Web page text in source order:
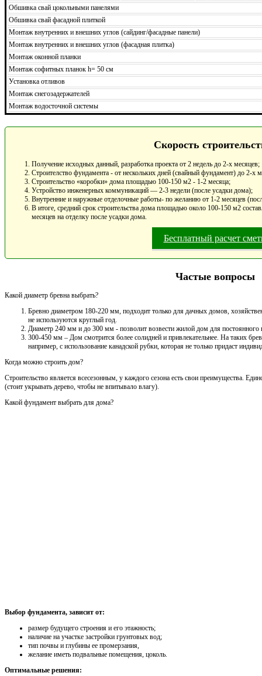
Обшивка свай цокольными панелями
Обшивка свай фасадной плиткой
Монтаж внутренних и внешних углов (сайдинг/фасадные панели)
Монтаж внутренних и внешних углов (фасадная плитка)
Монтаж оконной планки
Монтаж софитных планок h= 50 см
Установка отливов
Монтаж снегозадержателей
Монтаж водосточной системы
Скорость
Получение исходных данный, разработка проекта от 2 недель до 2-х месяцев;
Строителство фундамента - от нескольких дней (свайный фундамент) до 2-х
Строительство «коробки» дома площадью 100-150 м2 - 1-2 месяца;
Устройство инженерных коммуникаций — 2-3 недели (после усадки дома);
Внутренние и наружные отделочные работы- по желанию от 1-2 месяцев
В итоге, средний срок строительства дома площадью около 100-150 м2
месяцев на отделку после усадки дома.
Бесплатный расчет
Частые вопросы
Какой диаметр бревна выбрать?
Бревно диаметром 180-220 мм, подходит только для дачных домов,
не используются круглый год.
Диаметр 240 мм и до 300 мм - позволит возвести жилой дом для
300-450 мм – Дом смотрится более солидней и привлекательнее. На таких
например, с использование канадской рубки, которая не только придаст
Когда можно строить дом?
Строительство является всесезонным, у каждого сезона есть свои преимущества.
(стоит укрывать дерево, чтобы не впитывало влагу).
Какой фундамент выбрать для дома?
Выбор фундамента, зависит от:
размер будущего строения и его этажность;
наличие на участке застройки грунтовых вод;
тип почвы и глубины ее промерзания,
желание иметь подвальные помещения, цоколь.
Оптимальные решения: